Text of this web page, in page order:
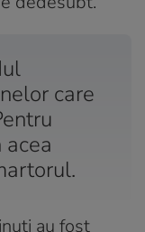
care
au fost